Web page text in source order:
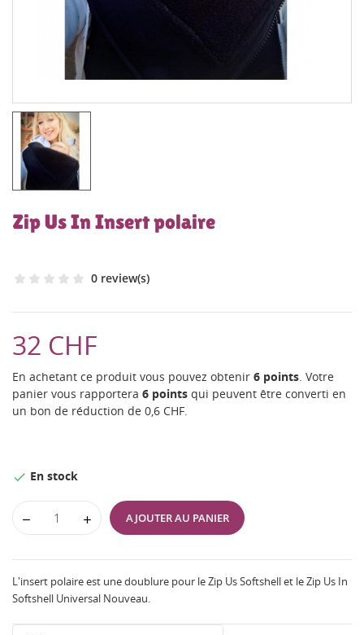
Zip Us In Insert polaire
0 review(s)
32 CHF
En achetant ce produit vous pouvez obtenir 6 points. Votre
panier vous rapportera 6 points qui peuvent être converti en
un bon de réduction de 0,6 CHF.
 En stock
AJOUTER AU PANIER
L'insert polaire est une doublure pour le Zip Us Softshell et le Zip Us In
Softshell Universal Nouveau.